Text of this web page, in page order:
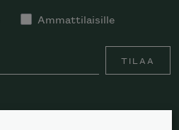
Ammattilaisille
TILAA